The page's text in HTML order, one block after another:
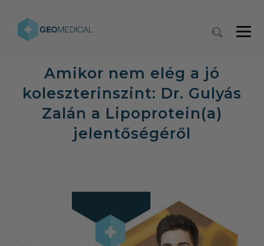
Amikor nem elég a jó
koleszterinszint: Dr. Gulyás
Zalán a Lipoprotein(a)
jelentőségéről